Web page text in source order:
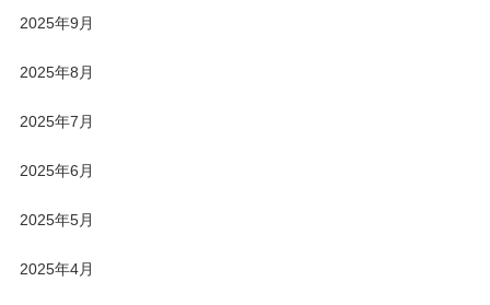
2025年9月
2025年8月
2025年7月
2025年6月
2025年5月
2025年4月